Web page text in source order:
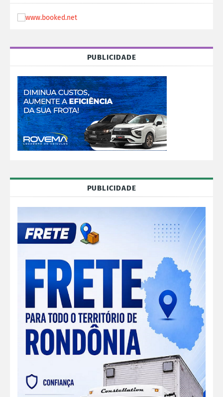
PUBLICIDADE
PUBLICIDADE